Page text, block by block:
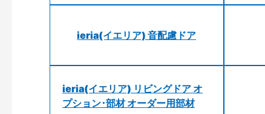
ieria(イエリア) 音配慮ドア
ieria(イエリア) リビングドア オ
プション･部材 オーダー用部材